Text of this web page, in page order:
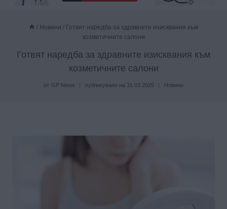
/ Новини / Готвят наредба за здравните изисквания към
козметичните салони
Готвят наредба за здравните изисквания към
козметичните салони
от GP News публикувано на 31.03.2025 Новини